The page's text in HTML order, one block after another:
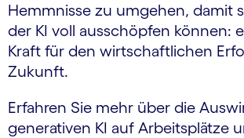
Hemmnisse zu umgehen, damit
der KI voll ausschöpfen können:
Kraft für den wirtschaftlichen
Zukunft.
Erfahren Sie mehr über die
generativen KI auf Arbeitsplätze